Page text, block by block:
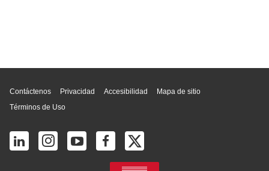
Contáctenos Privacidad Accesibilidad
Mapa de sitio
Términos de Uso